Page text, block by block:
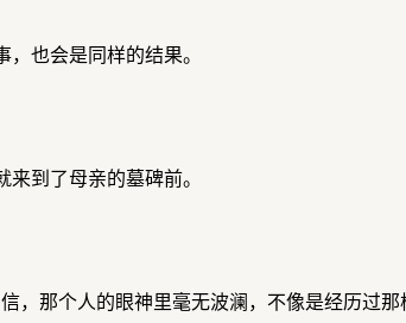
也会是同样的结果。
到了母亲的墓碑前。
，那个人的眼神里毫无波澜，不像是经历过那